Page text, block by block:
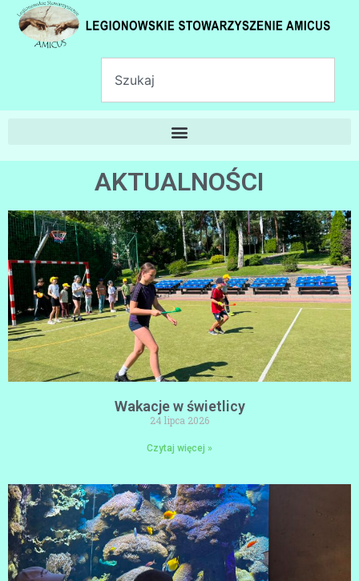
AKTUALNOŚCI
Wakacje w świetlicy
24 lipca 2026
Czytaj więcej »